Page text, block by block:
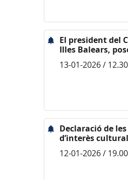
El president del
Illes Balears,
13-01-2026 /
Declaració de
d’interès
12-01-2026 /